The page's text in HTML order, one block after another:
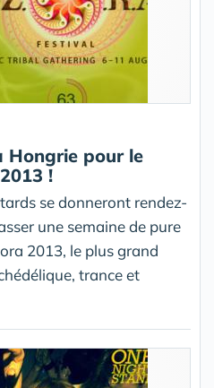
Hongrie pour le
!
se donneront rendez-
une semaine de pure
2013, le plus grand
trance et